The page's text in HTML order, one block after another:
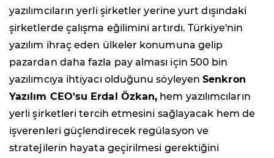
yazılımcıların yerli şirketler yerine yurt dışındaki
şirketlerde çalışma eğilimini artırdı. Türkiye'nin
yazılım ihraç eden ülkeler konumuna gelip
pazardan daha fazla pay alması için 500 bin
yazılımcıya ihtiyacı olduğunu söyleyenSenkron
Yazılım CEO'su Erdal Özkan, hem yazılımcıların
yerli şirketleri tercih etmesini sağlayacak hem de
işverenleri güçlendirecek regülasyon ve
stratejilerin hayata geçirilmesi gerektiğini